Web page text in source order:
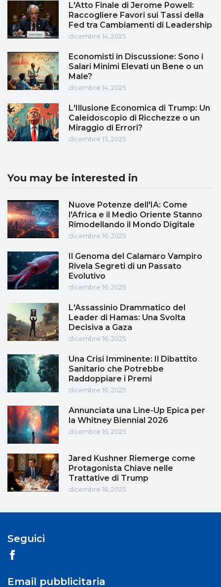
L'Atto Finale di Jerome Powell:
Raccogliere Favori sui Tassi della
Fed tra Cambiamenti di Leadership
dicembre 14, 2025
Economisti in Discussione: Sono i
Salari Minimi Elevati un Bene o un
Male?
dicembre 14, 2025
L'Illusione Economica di Trump: Un
Caleidoscopio di Ricchezze o un
Miraggio di Errori?
dicembre 13, 2025
You may be interested in
Nuove Potenze dell'IA: Come
l'Africa e il Medio Oriente Stanno
Rimodellando il Mondo Digitale
dicembre 16, 2025
Il Genoma del Calamaro Vampiro
Rivela Segreti di un Passato
Evolutivo
dicembre 16, 2025
L'Assassinio Drammatico del
Leader di Hamas: Una Svolta
Decisiva a Gaza
dicembre 16, 2025
Una Crisi Imminente: Il Dibattito
Sanitario che Potrebbe
Raddoppiare i Premi
dicembre 16, 2025
Annunciata una Line-Up Epica per
la Whitney Biennial 2026
dicembre 16, 2025
Jared Kushner Riemerge come
Protagonista Chiave nelle
Trattative di Trump
dicembre 16, 2025
Seguici
Email pubblicitaria